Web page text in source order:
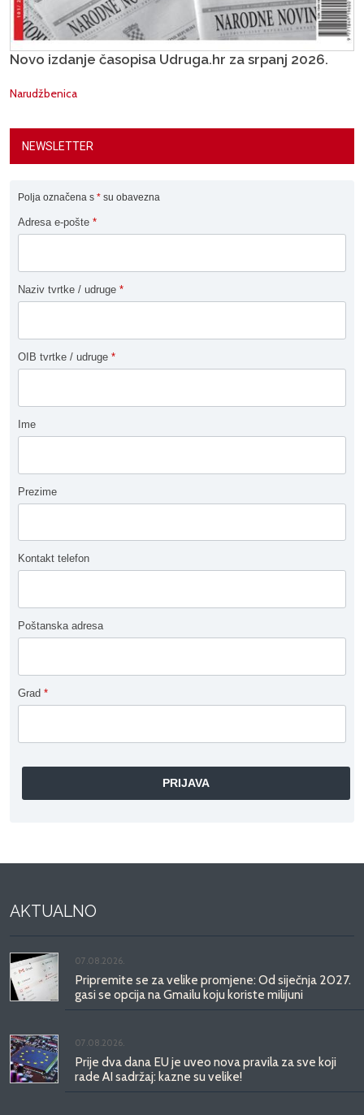
Novo izdanje časopisa Udruga.hr za srpanj 2026.
Narudžbenica
NEWSLETTER
Polja označena s * su obavezna
Adresa e-pošte *
Naziv tvrtke / udruge *
OIB tvrtke / udruge *
Ime
Prezime
Kontakt telefon
Poštanska adresa
Grad *
AKTUALNO
07.08.2026.
Pripremite se za velike promjene: Od siječnja 2027.
gasi se opcija na Gmailu koju koriste milijuni
07.08.2026.
Prije dva dana EU je uveo nova pravila za sve koji
rade AI sadržaj: kazne su velike!